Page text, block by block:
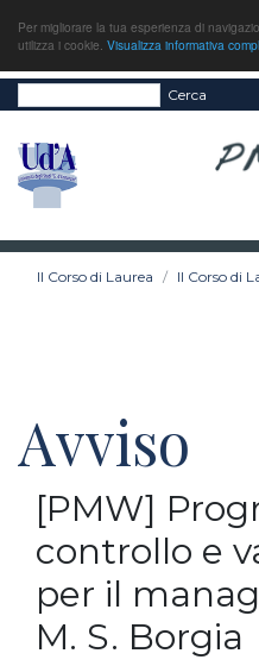
Per migliorare la tua esperienza di
utilizza i cookie. Visualizza informativa
Cerca
Il Corso di Laurea Il Corso di
Avviso
[PMW]
controllo e
per il
M. S. Borgia